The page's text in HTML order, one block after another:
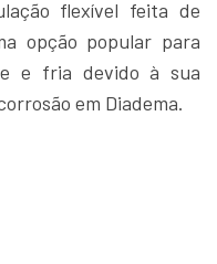
flexível feita de
opção popular para
e fria devido à sua
em Diadema.